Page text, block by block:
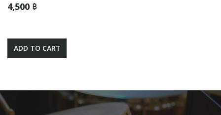
4,500 ฿
ADD TO CART